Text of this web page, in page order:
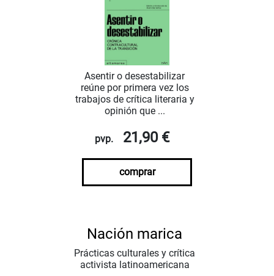
Asentir o desestabilizar
reúne por primera vez los
trabajos de crítica literaria y
opinión que ...
pvp. 21,90 €
comprar
Nación marica
Prácticas culturales y crítica
activista latinoamericana